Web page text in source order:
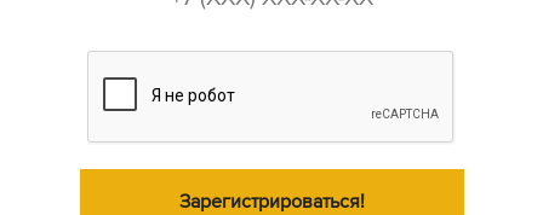
Зарегистрироваться!